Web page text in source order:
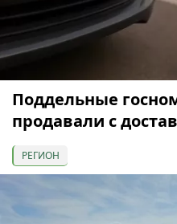
Поддельные
продавали с
РЕГИОН